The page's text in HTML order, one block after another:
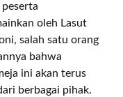
oleh Lasut
salah satu orang
bahwa
ini akan terus
berbagai pihak.